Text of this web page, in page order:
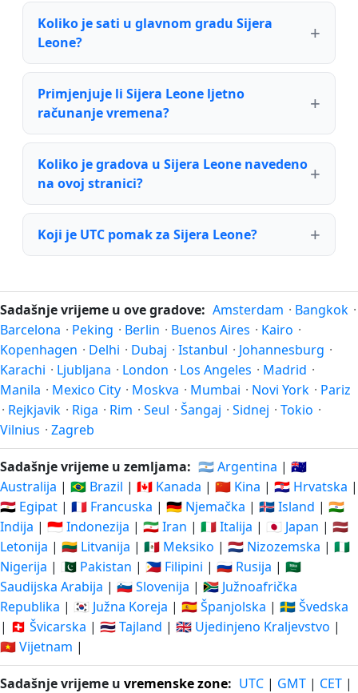
Koliko je sati u glavnom gradu Sijera
Leone?
Primjenjuje li Sijera Leone ljetno
računanje vremena?
Koliko je gradova u Sijera Leone navedeno
na ovoj stranici?
Koji je UTC pomak za Sijera Leone?
Sadašnje vrijeme u ove gradove: Amsterdam · Bangkok ·
Barcelona · Peking · Berlin · Buenos Aires · Kairo ·
Kopenhagen · Delhi · Dubaj · Istanbul · Johannesburg ·
Karachi · Ljubljana · London · Los Angeles · Madrid ·
Manila · Mexico City · Moskva · Mumbai · Novi York · Pariz
· Rejkjavik · Riga · Rim · Seul · Šangaj · Sidnej · Tokio ·
Vilnius · Zagreb
Sadašnje vrijeme u zemljama: 🇦🇷 Argentina | 🇦🇺
Australija | 🇧🇷 Brazil | 🇨🇦 Kanada | 🇨🇳 Kina | 🇭🇷 Hrvatska |
🇪🇬 Egipat | 🇫🇷 Francuska | 🇩🇪 Njemačka | 🇮🇸 Island | 🇮🇳
Indija | 🇮🇩 Indonezija | 🇮🇷 Iran | 🇮🇹 Italija | 🇯🇵 Japan | 🇱🇻
Letonija | 🇱🇹 Litvanija | 🇲🇽 Meksiko | 🇳🇱 Nizozemska | 🇳🇬
Nigerija | 🇵🇰 Pakistan | 🇵🇭 Filipini | 🇷🇺 Rusija | 🇸🇦
Saudijska Arabija | 🇸🇮 Slovenija | 🇿🇦 Južnoafrička
Republika | 🇰🇷 Južna Koreja | 🇪🇸 Španjolska | 🇸🇪 Švedska
| 🇨🇭 Švicarska | 🇹🇭 Tajland | 🇬🇧 Ujedinjeno Kraljevstvo |
🇻🇳 Vijetnam |
Sadašnje vrijeme u vremenske zone: UTC | GMT | CET |